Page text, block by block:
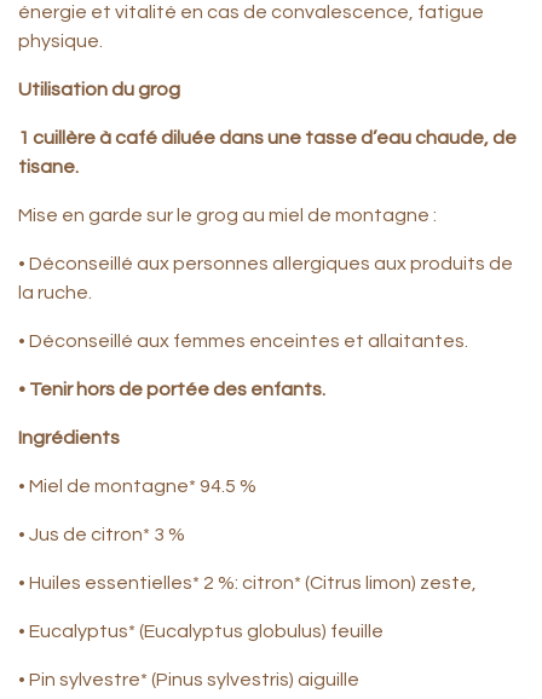
énergie et vitalité en cas de convalescence, fatigue
physique.
Utilisation du grog
1 cuillère à café diluée dans une tasse d’eau chaude, de
tisane.
Mise en garde sur le grog au miel de montagne :
• Déconseillé aux personnes allergiques aux produits de
la ruche.
• Déconseillé aux femmes enceintes et allaitantes.
• Tenir hors de portée des enfants.
Ingrédients
• Miel de montagne* 94.5 %
• Jus de citron* 3 %
• Huiles essentielles* 2 %: citron* (Citrus limon) zeste,
• Eucalyptus* (Eucalyptus globulus) feuille
• Pin sylvestre* (Pinus sylvestris) aiguille